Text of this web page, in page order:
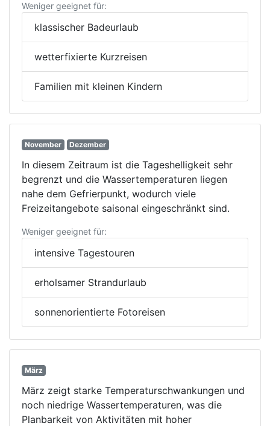
Weniger geeignet für:
klassischer Badeurlaub
wetterfixierte Kurzreisen
Familien mit kleinen Kindern
November Dezember
In diesem Zeitraum ist die Tageshelligkeit sehr
begrenzt und die Wassertemperaturen liegen
nahe dem Gefrierpunkt, wodurch viele
Freizeitangebote saisonal eingeschränkt sind.
Weniger geeignet für:
intensive Tagestouren
erholsamer Strandurlaub
sonnenorientierte Fotoreisen
März
März zeigt starke Temperaturschwankungen und
noch niedrige Wassertemperaturen, was die
Planbarkeit von Aktivitäten mit hoher